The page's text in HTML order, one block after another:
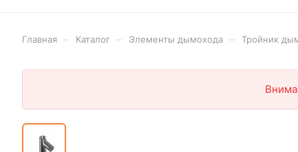
Главная Каталог Элементы дымохода Тройник